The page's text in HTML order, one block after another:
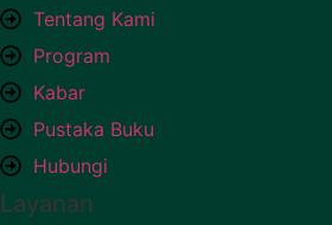
Tentang Kami
Program
Kabar
Pustaka Buku
Hubungi
Layanan